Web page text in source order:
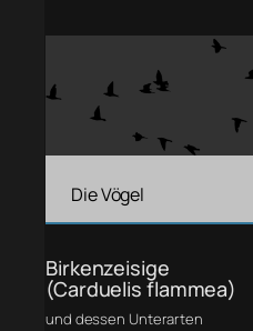
Die Vögel
Birkenzeisige
(Carduelis flammea)
und dessen Unterarten